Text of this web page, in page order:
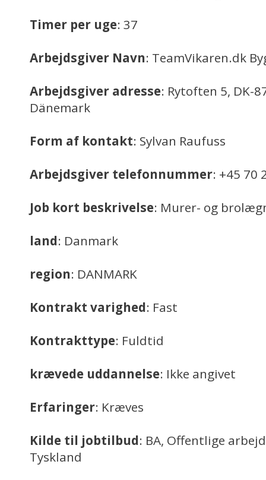
Timer per uge: 37
Arbejdsgiver Navn: TeamVikaren.dk
Arbejdsgiver adresse: Rytoften 5, DK-
Dänemark
Form af kontakt: Sylvan Raufuss
Arbejdsgiver telefonnummer: +45 70
Job kort beskrivelse: Murer- og
land: Danmark
region: DANMARK
Kontrakt varighed: Fast
Kontrakttype: Fuldtid
krævede uddannelse: Ikke angivet
Erfaringer: Kræves
Kilde til jobtilbud: BA, Offentlige
Tyskland